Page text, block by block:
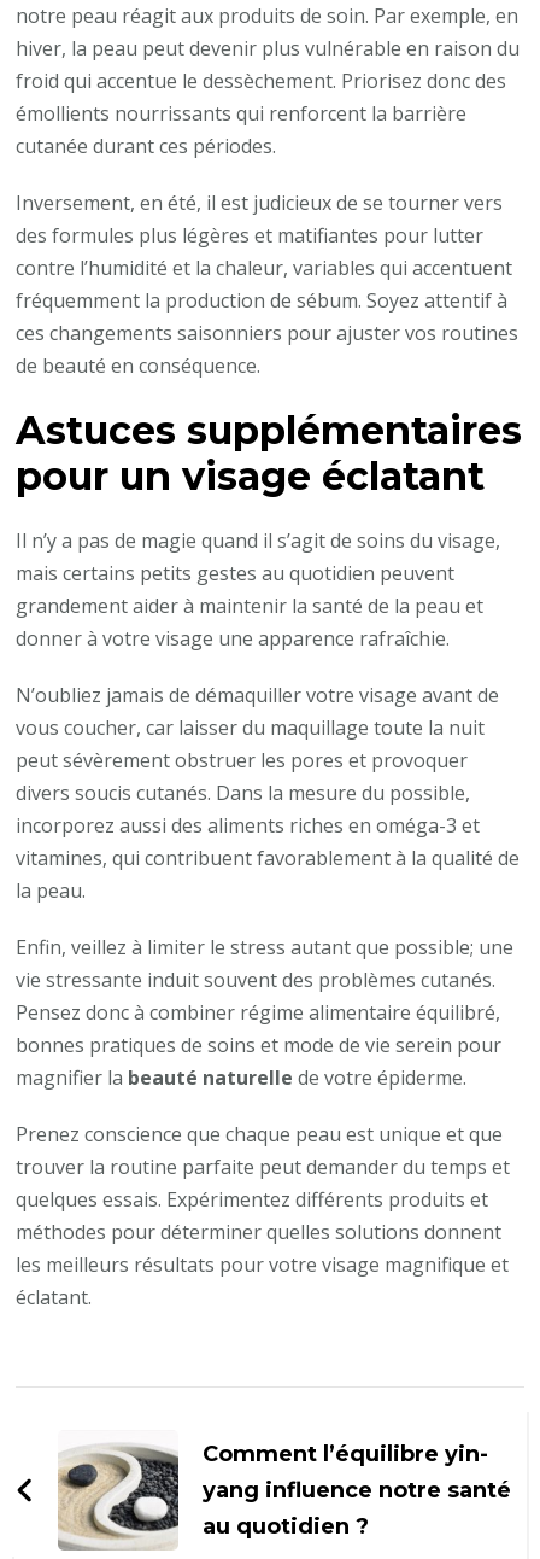
notre peau réagit aux produits de soin. Par exemple, en
hiver, la peau peut devenir plus vulnérable en raison du
froid qui accentue le dessèchement. Priorisez donc des
émollients nourrissants qui renforcent la barrière
cutanée durant ces périodes.
Inversement, en été, il est judicieux de se tourner vers
des formules plus légères et matifiantes pour lutter
contre l’humidité et la chaleur, variables qui accentuent
fréquemment la production de sébum. Soyez attentif à
ces changements saisonniers pour ajuster vos routines
de beauté en conséquence.
Astuces supplémentaires
pour un visage éclatant
Il n’y a pas de magie quand il s’agit de soins du visage,
mais certains petits gestes au quotidien peuvent
grandement aider à maintenir la santé de la peau et
donner à votre visage une apparence rafraîchie.
N’oubliez jamais de démaquiller votre visage avant de
vous coucher, car laisser du maquillage toute la nuit
peut sévèrement obstruer les pores et provoquer
divers soucis cutanés. Dans la mesure du possible,
incorporez aussi des aliments riches en oméga-3 et
vitamines, qui contribuent favorablement à la qualité de
la peau.
Enfin, veillez à limiter le stress autant que possible; une
vie stressante induit souvent des problèmes cutanés.
Pensez donc à combiner régime alimentaire équilibré,
bonnes pratiques de soins et mode de vie serein pour
magnifier la beauté naturelle de votre épiderme.
Prenez conscience que chaque peau est unique et que
trouver la routine parfaite peut demander du temps et
quelques essais. Expérimentez différents produits et
méthodes pour déterminer quelles solutions donnent
les meilleurs résultats pour votre visage magnifique et
éclatant.
d'article
Comment l’équilibre yin-
yang influence notre santé
au quotidien ?